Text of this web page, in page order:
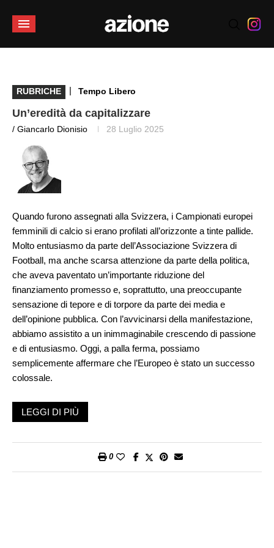
RUBRICHE | Tempo Libero
Un’eredità da capitalizzare
/ Giancarlo Dionisio 28 Luglio 2025
Quando furono assegnati alla Svizzera, i Campionati europei
femminili di calcio si erano profilati all’orizzonte a tinte pallide.
Molto entusiasmo da parte dell’Associazione Svizzera di
Football, ma anche scarsa attenzione da parte della politica,
che aveva paventato un’importante riduzione del
finanziamento promesso e, soprattutto, una preoccupante
sensazione di tepore e di torpore da parte dei media e
dell’opinione pubblica. Con l’avvicinarsi della manifestazione,
abbiamo assistito a un inimmaginabile crescendo di passione
e di entusiasmo. Oggi, a palla ferma, possiamo
semplicemente affermare che l’Europeo è stato un successo
colossale.
La Svizzera del calcio si è lasciata catturare. È stato sancito
dai media nazionali e regionali, che hanno riservato all’evento
canti, «ole» festanti, lacrime e sorrisi. Per giunta, senza la
LEGGI DI PIÙ
0